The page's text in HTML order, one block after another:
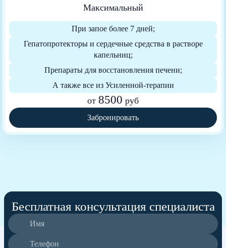
Максимальный
При запое более 7 дней;
Гепатопротекторы и сердечные средства в растворе
капельниц;
Препараты для восстановления печени;
А также все из Усиленной-терапии
от 8500 руб
Забронировать
Бесплатная консультация специалиста